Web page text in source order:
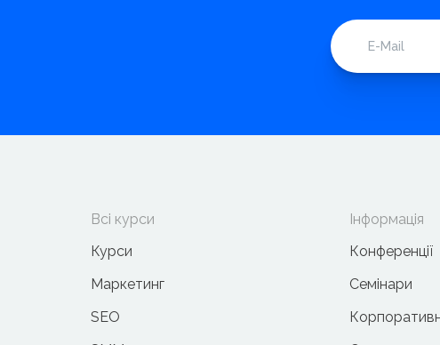
Всі курси
Курси
Маркетинг
SEO
Інформація
Конференції
Семінари